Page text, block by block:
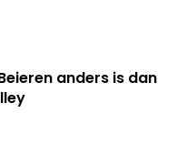
anders is dan